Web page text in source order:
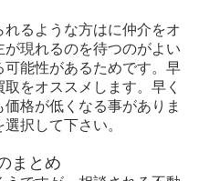
るような方はに仲介をオ
現れるのを待つのがよい
能性があるためです。早
をオススメします。早く
格が低くなる事がありま
択して下さい。
まとめ